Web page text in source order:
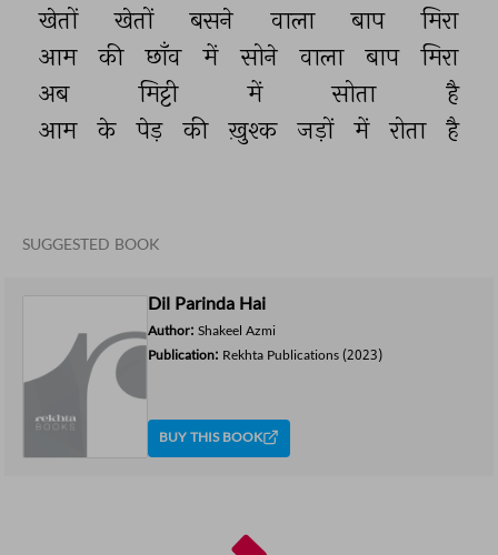
खेतों
खेतों बसने वाला बाप
मिरा
आम
की छाँव में सोने वाला बाप
मिरा
अब
मिट्टी में सोता
है
आम
के पेड़ की ख़ुश्क जड़ों में रोता है
SUGGESTED BOOK
Dil Parinda Hai
Author: Shakeel Azmi
Publication: Rekhta Publications(2023)
BUY THIS BOOK